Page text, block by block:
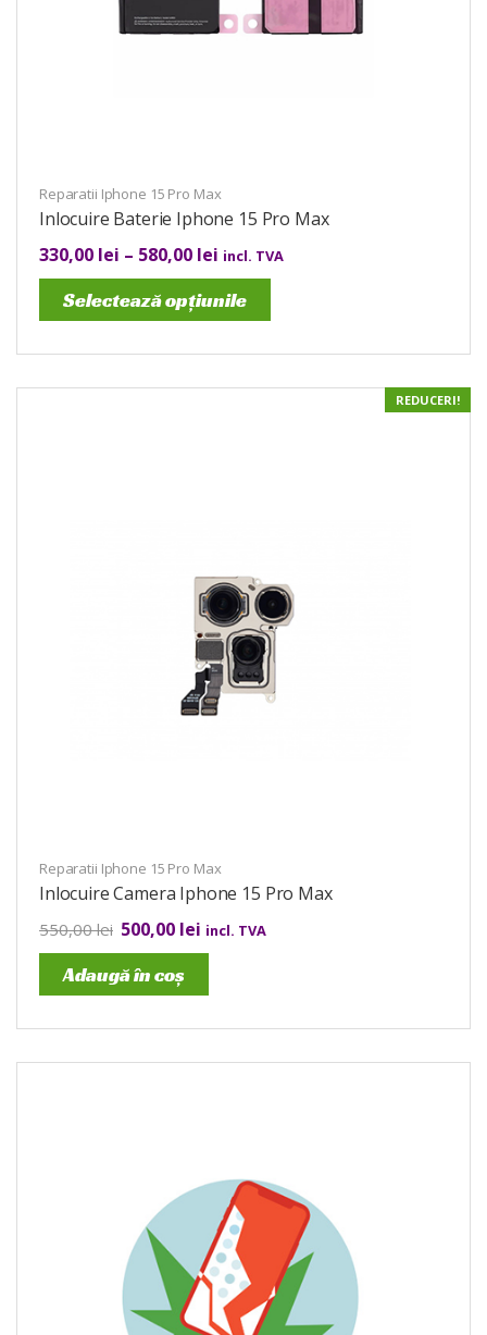
Reparatii Iphone 15 Pro Max
Inlocuire Baterie Iphone 15 Pro Max
330,00 lei – 580,00 lei incl. TVA
Selectează opțiunile
REDUCERI!
Reparatii Iphone 15 Pro Max
Inlocuire Camera Iphone 15 Pro Max
550,00lei 500,00 lei incl. TVA
Adaugă în coș